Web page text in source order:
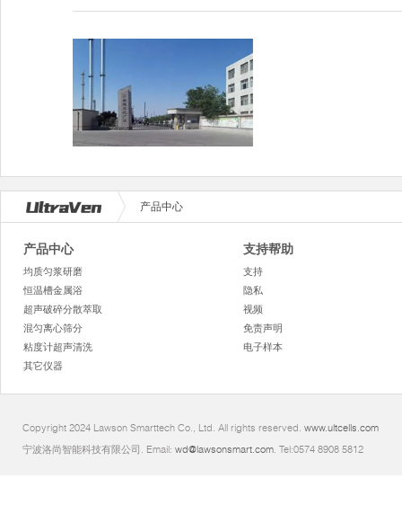
产品中心
产品中心
均质匀浆研磨
恒温槽金属浴
超声破碎分散萃取
混匀离心筛分
粘度计超声清洗
其它仪器
支持帮助
支持
隐私
视频
免责声明
电子样本
Copyright 2024 Lawson Smarttech Co., Ltd. All rights reserved. www.ultcells.com
宁波洛尚智能科技有限公司. Email: wd@lawsonsmart.com. Tel:0574 8908 5812